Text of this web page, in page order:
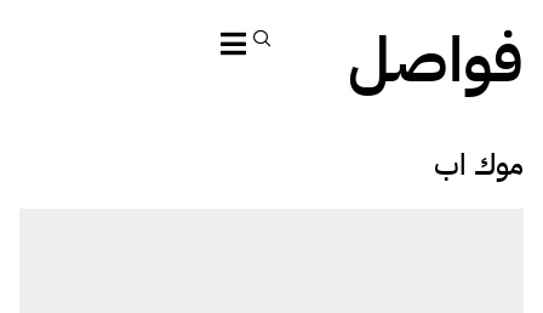
فواصل
موك اب